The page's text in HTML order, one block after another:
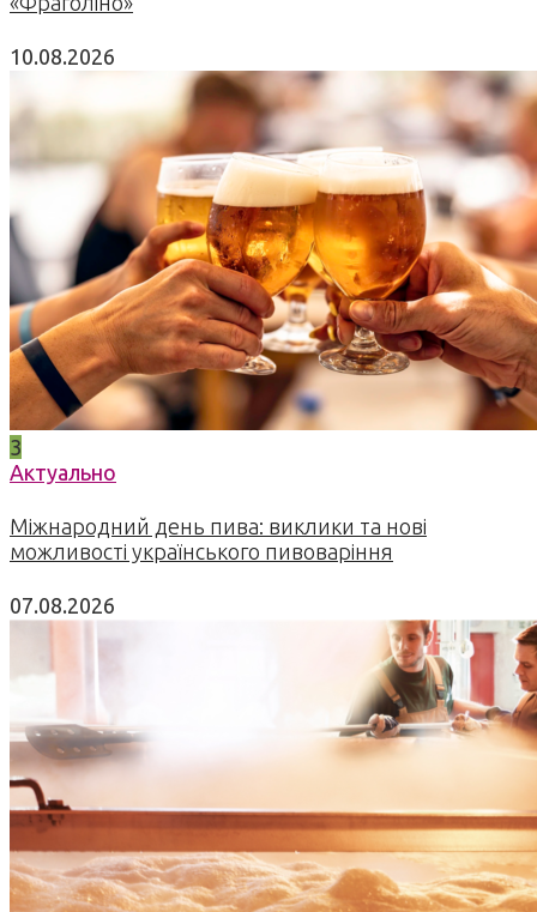
10.08.2026
3
Актуально
Міжнародний день пива: виклики та нові
можливості українського пивоваріння
07.08.2026